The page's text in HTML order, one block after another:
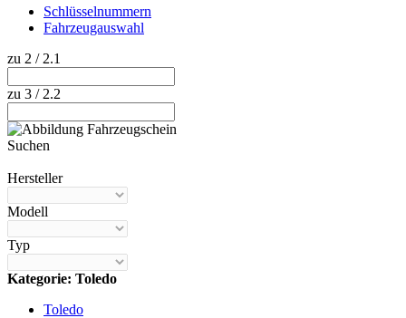
Schlüsselnummern
Fahrzeugauswahl
zu 2 / 2.1
zu 3 / 2.2
Suchen
Hersteller
Modell
Typ
Kategorie: Toledo
Toledo